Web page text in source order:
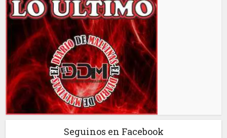
Seguinos en Facebook